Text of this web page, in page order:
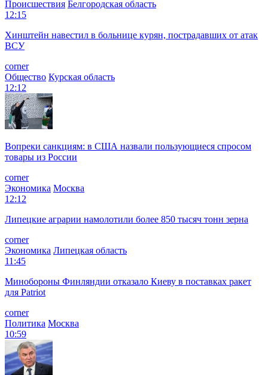
Происшествия Белгородская область
12:15
Хинштейн навестил в больнице курян, пострадавших от атак
ВСУ
corner
Общество Курская область
12:12
Вопреки санкциям: в США назвали пользующиеся спросом
товары из России
corner
Экономика Москва
12:12
Липецкие аграрии намолотили более 850 тысяч тонн зерна
corner
Экономика Липецкая область
11:45
Минобороны Финляндии отказало Киеву в поставках ракет
для Patriot
corner
Политика Москва
10:59